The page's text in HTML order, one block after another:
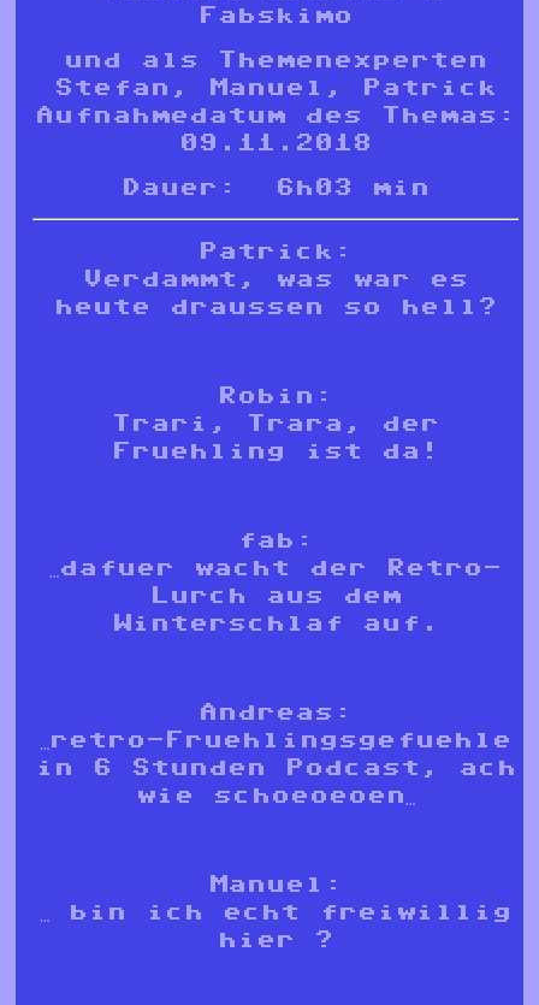
Fabskimo
und als Themenexperten
Stefan, Manuel, Patrick
Aufnahmedatum des Themas:
09.11.2018
Dauer: 6h03 min
Patrick:
Verdammt, was war es
heute draussen so hell?
Robin:
Trari, Trara, der
Fruehling ist da!
fab:
…dafuer wacht der Retro-
Lurch aus dem
Winterschlaf auf.
Andreas:
…retro-Fruehlingsgefuehle
in 6 Stunden Podcast, ach
wie schoeoeoen…
Manuel:
… bin ich echt freiwillig
hier ?